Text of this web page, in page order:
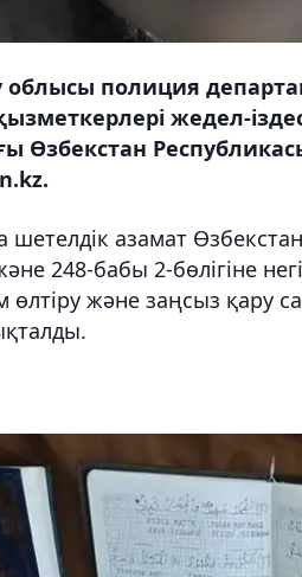
облысы полиция
жедел-
Өзбекстан
шетелдік азамат
248-бабы 2-бөлігіне
өлтіру және заңсыз қару